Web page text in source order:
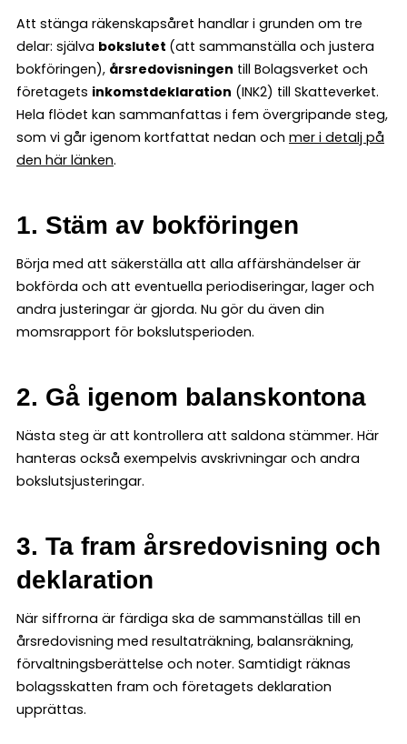
Att stänga räkenskapsåret handlar i grunden om tre
delar: själva bokslutet (att sammanställa och justera
bokföringen), årsredovisningen till Bolagsverket och
företagets inkomstdeklaration (INK2) till Skatteverket.
Hela flödet kan sammanfattas i fem övergripande steg,
som vi går igenom kortfattat nedan och mer i detalj på
den här länken.
1. Stäm av bokföringen
Börja med att säkerställa att alla affärshändelser är
bokförda och att eventuella periodiseringar, lager och
andra justeringar är gjorda. Nu gör du även din
momsrapport för bokslutsperioden.
2. Gå igenom balanskontona
Nästa steg är att kontrollera att saldona stämmer. Här
hanteras också exempelvis avskrivningar och andra
bokslutsjusteringar.
3. Ta fram årsredovisning och
deklaration
När siffrorna är färdiga ska de sammanställas till en
årsredovisning med resultaträkning, balansräkning,
förvaltningsberättelse och noter. Samtidigt räknas
bolagsskatten fram och företagets deklaration
upprättas.